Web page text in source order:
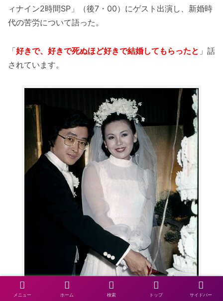
ィナイン2時間SP」（後7・00）にゲスト出演し、新婚時
代の苦労について語った。
「好きで、好きで死ぬほど好きで結婚してもらったと 」話
されています。
メニュー ホーム 検索 トップ サイドバー